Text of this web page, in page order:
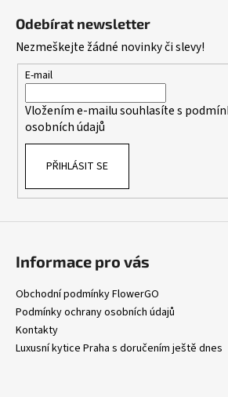
Odebírat newsletter
Nezmeškejte žádné novinky či slevy!
E-mail
Vložením e-mailu souhlasíte s
osobních údajů
PŘIHLÁSIT SE
Informace pro vás
Obchodní podmínky FlowerGO
Podmínky ochrany osobních údajů
Kontakty
Luxusní kytice Praha s doručením ještě dnes